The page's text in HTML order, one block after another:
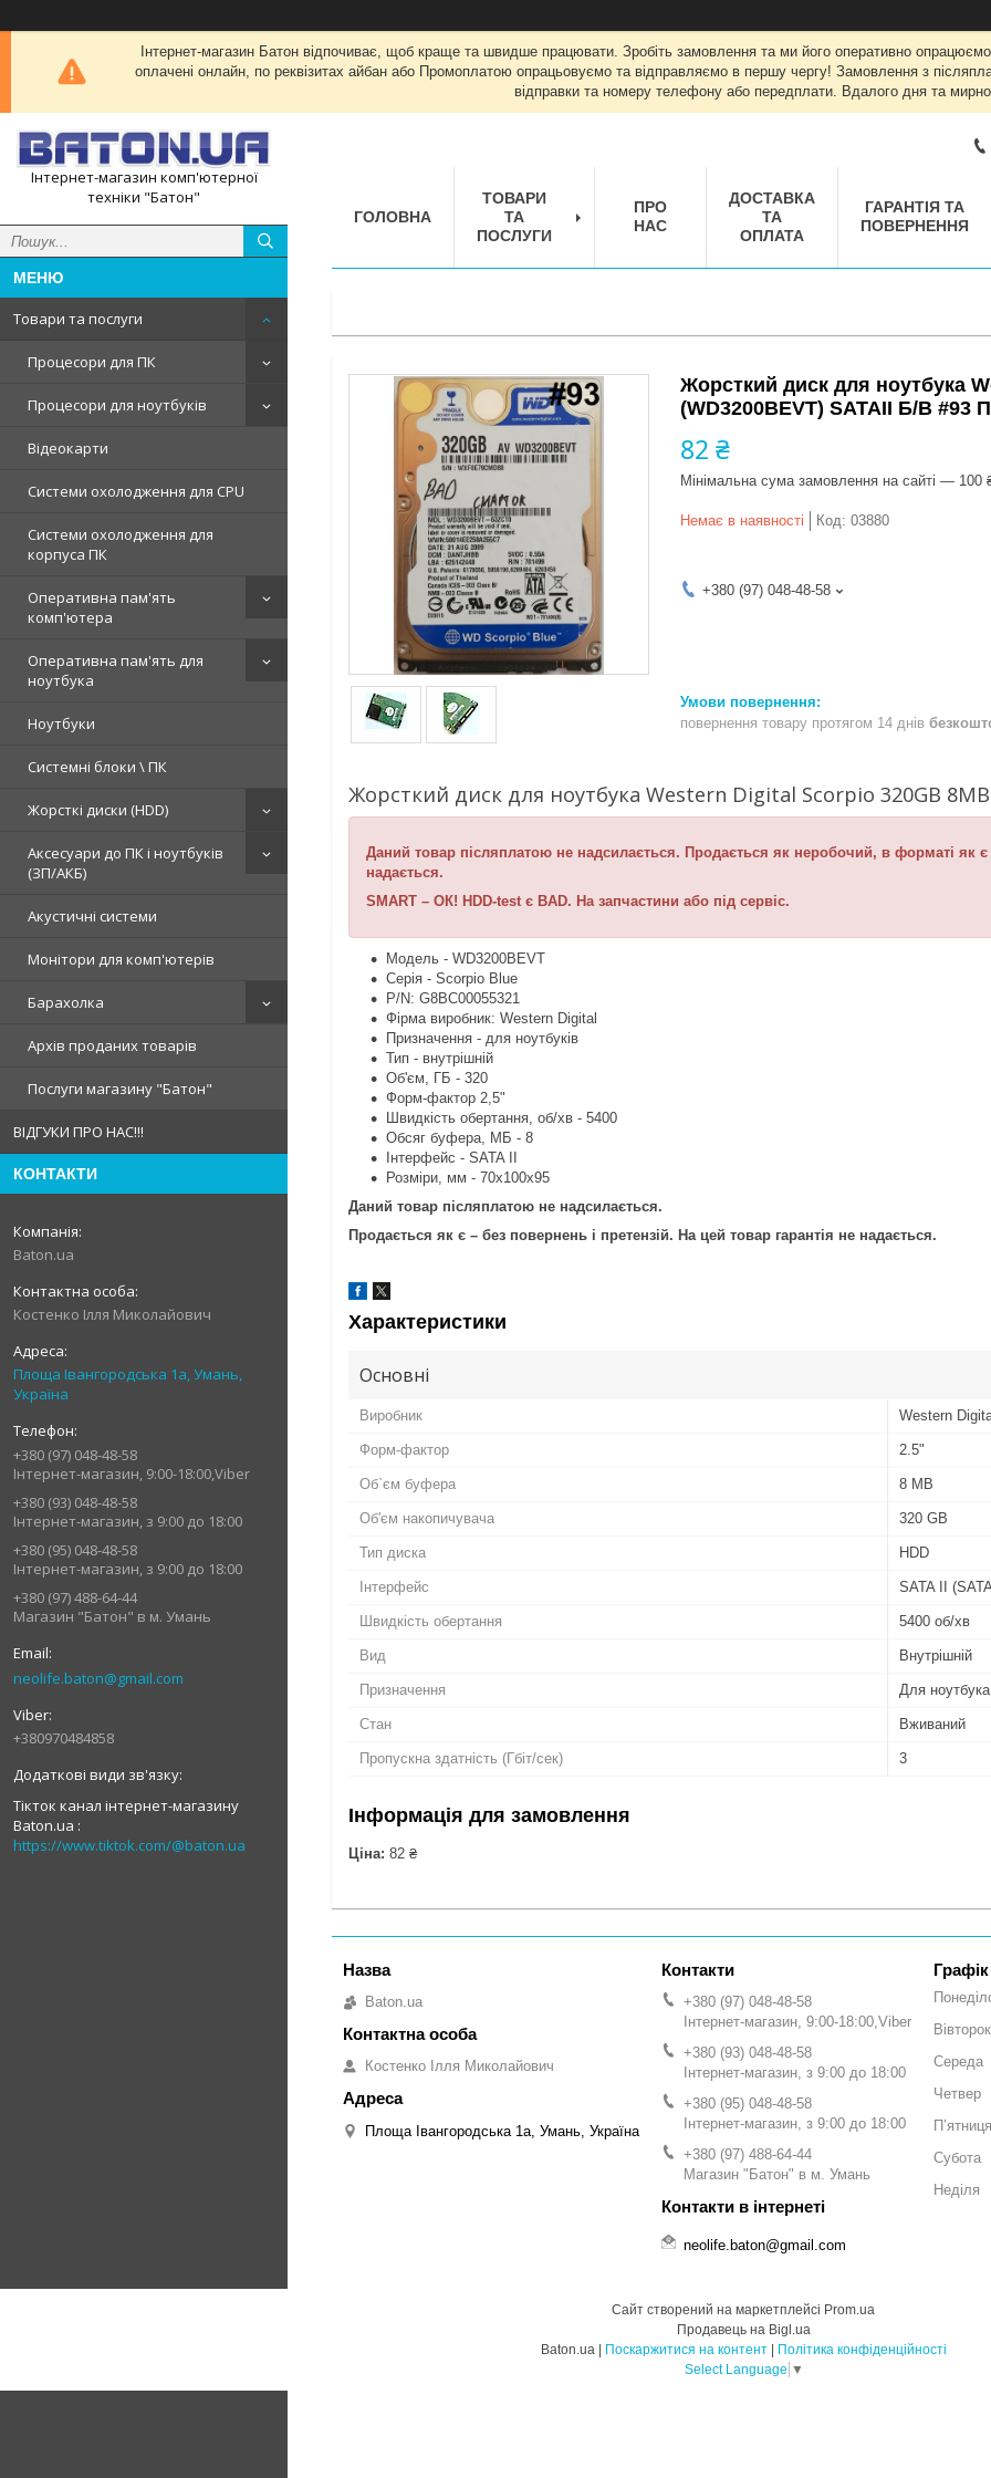
Інтернет-магазин Батон відпочиває, щоб краще та швидше працювати. Зробіть замовлення та ми його оперативно
оплачені онлайн, по реквізитах айбан або Промоплатою опрацьовуємо та відправляємо в першу чергу! Замовлення з
відправки та номеру телефону або передплати. Вдалого дня та
Інтернет-магазин комп'ютерної
техніки "Батон"
Товари та послуги
Процесори для ПК
Процесори для ноутбуків
Відеокарти
Системи охолодження для CPU
Системи охолодження для
корпуса ПК
Оперативна пам'ять
комп'ютера
Оперативна пам'ять для
ноутбука
Ноутбуки
Системні блоки \ ПК
Жорсткі диски (HDD)
Аксесуари до ПК і ноутбуків
(ЗП/АКБ)
Акустичні системи
Монітори для комп'ютерів
Барахолка
Архів проданих товарів
Послуги магазину "Батон"
ВІДГУКИ ПРО НАС!!!
КОНТАКТИ
Baton.ua
Костенко Ілля Миколайович
Площа Івангородська 1а, Умань,
Україна
+380 (97) 048-48-58
Інтернет-магазин, 9:00-18:00,Viber
+380 (93) 048-48-58
Інтернет-магазин, з 9:00 до 18:00
+380 (95) 048-48-58
Інтернет-магазин, з 9:00 до 18:00
+380 (97) 488-64-44
Магазин "Батон" в м. Умань
neolife.baton@gmail.com
+380970484858
Тікток канал інтернет-магазину
Baton.ua
https://www.tiktok.com/@baton.ua
ГОЛОВНА
ТОВАРИ
ТА
ПОСЛУГИ
ПРО
НАС
ДОСТАВКА
ТА
ОПЛАТА
ГАРАНТІЯ ТА
ПОВЕРНЕННЯ
Жорсткий диск для ноутбука
(WD3200BEVT) SATAII Б/В #93
82 ₴
Мінімальна сума замовлення на сайті — 100
Немає в наявності Код: 03880
+380 (97) 048-48-58
повернення товару протягом 14 днів
Жорсткий диск для ноутбука Western Digital Scorpio 320GB
Даний товар післяплатою не надсилається. Продається як неробочий, в форматі як є
надається.
SMART – ОК! HDD-test є BAD. На запчастини або під сервіс.
Модель - WD3200BEVT
Серія - Scorpio Blue
P/N: G8BC00055321
Фірма виробник: Western Digital
Призначення - для ноутбуків
Тип - внутрішній
Об'єм, ГБ - 320
Форм-фактор 2,5"
Швидкість обертання, об/хв - 5400
Обсяг буфера, МБ - 8
Інтерфейс - SATA II
Розміри, мм - 70х100х95
Даний товар післяплатою не надсилається.
Продається як є – без повернень і претензій. На цей товар гарантія не надається.
Характеристики
Основні
Виробник Western
Форм-фактор 2.5"
Об`єм буфера 8 MB
Об'єм накопичувача 320 GB
Тип диска HDD
Інтерфейс SATA II
Швидкість обертання 5400 об/хв
Вид Внутрішній
Призначення Для ноутбука
Стан Вживаний
Пропускна здатність (Гбіт/сек) 3
Інформація для замовлення
Ціна: 82 ₴
Baton.ua
Костенко Ілля Миколайович
Площа Івангородська 1а, Умань, Україна
+380 (97) 048-48-58
Інтернет-магазин, 9:00-18:00,Viber
+380 (93) 048-48-58
Інтернет-магазин, з 9:00 до 18:00
+380 (95) 048-48-58
Інтернет-магазин, з 9:00 до 18:00
+380 (97) 488-64-44
Магазин "Батон" в м. Умань
neolife.baton@gmail.com
Вівторок
Середа
Четвер
Пʼятниця
Субота
Неділя
Сайт створений на маркетплейсі Prom.ua
Продавець на Bigl.ua
Baton.ua | Поскаржитися на контент | Політика конфіденційності
Select Language ▼